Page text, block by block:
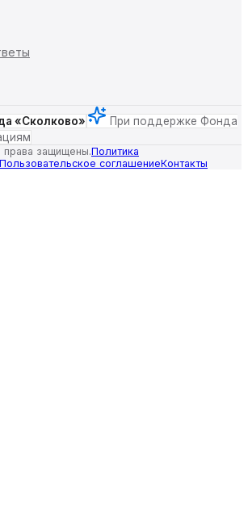
«Сколково»
При поддержке Фонда
права защищены.Политика
Пользовательское соглашениеКонтакты